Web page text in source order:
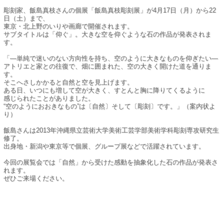
彫刻家、飯島真枝さんの個展「飯島真枝彫刻展」が4月17日（月）から22
日（土）まで、
東京・北上野のいりや画廊で開催されます。
サブタイトルは「仰ぐ」。大きな空を仰ぐような石の作品が発表されま
す。
「―単純で迷いのない方向性を持ち、空のように大きなものを仰ぎたい―
アトリエと家との往復で、畑に囲まれた、空の大きく開けた道を通りま
す。
そこへさしかかると自然と空を見上げます。
ある日、いつにも増して空が大きく、すとんと胸に降りてくるように
感じられたことがありました。
“空のようにおおきなもの”は〔自然〕そして〔彫刻〕です。」（案内状よ
り）
飯島さんは2013年沖縄県立芸術大学美術工芸学部美術学科彫刻専攻研究生
修了。
出身地・新潟や東京等で個展、グループ展などで活躍されています。
今回の展覧会では「自然」から受けた感動を抽象化した石の作品が発表さ
れます。
ぜひご来場ください。